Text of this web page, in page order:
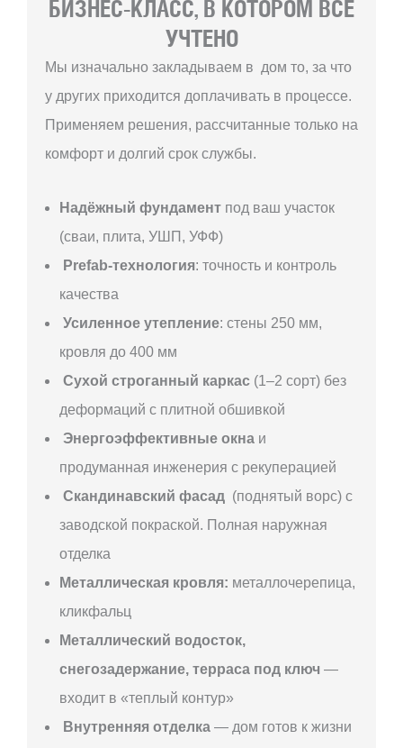
БИЗНЕС-КЛАСС, В КОТОРОМ ВСЁ
УЧТЕНО
Мы изначально закладываем в дом то, за что
у других приходится доплачивать в процессе.
Применяем решения, рассчитанные только на
комфорт и долгий срок службы.
Надёжный фундамент под ваш участок
(сваи, плита, УШП, УФФ)
Prefab-технология: точность и контроль
качества
Усиленное утепление: стены 250 мм,
кровля до 400 мм
Сухой строганный каркас (1–2 сорт) без
деформаций с плитной обшивкой
Энергоэффективные окна и
продуманная инженерия с рекуперацией
Скандинавский фасад (поднятый ворс) с
заводской покраской. Полная наружная
отделка
Металлическая кровля: металлочерепица,
кликфальц
Металлический водосток,
снегозадержание, терраса под ключ —
входит в «теплый контур»
Внутренняя отделка — дом готов к жизни